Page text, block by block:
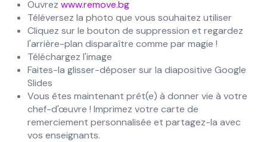
Ouvrezwww.remove.bg
Téléversez la photo que vous souhaitez utiliser
Cliquez sur le bouton de suppression et regardez
l'arrière-plan disparaître comme par magie !
Téléchargez l'image
Faites-la glisser-déposer sur la diapositive Google
Slides
Vous êtes maintenant prêt(e) à donner vie à votre
chef-d'œuvre ! Imprimez votre carte de
remerciement personnalisée et partagez-la avec
vos enseignants.